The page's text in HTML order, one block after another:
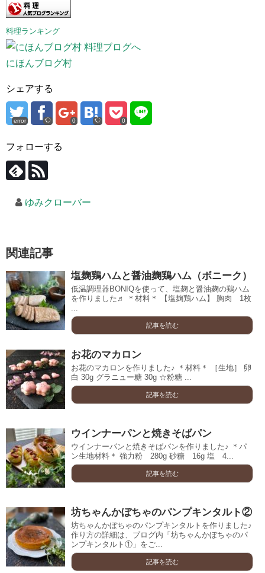
料理ランキング
にほんブログ村
シェアする
error 0 0
フォローする
ゆみクローバー
関連記事
塩麹鶏ハムと醤油麹鶏ハム（ボニーク）
低温調理器BONIQを使って、塩麹と醤油麹の鶏ハム
を作りました♬ ＊材料＊ 【塩麹鶏ハム】 胸肉 1枚
記事を読む
お花のマカロン
お花のマカロンを作りました♪ ＊材料＊ ［生地］ 卵
白 30g グラニュー糖 30g ☆粉糖 ...
記事を読む
ウインナーパンと焼きそばパン
ウインナーパンと焼きそばパンを作りました♪ ＊パ
ン生地材料＊ 強力粉 280g 砂糖 16g 塩 4...
記事を読む
坊ちゃんかぼちゃのパンプキンタルト②
坊ちゃんかぼちゃのパンプキンタルトを作りました♪
作り方の詳細は、ブログ内「坊ちゃんかぼちゃのパ
ンプキンタルト①」をご...
記事を読む